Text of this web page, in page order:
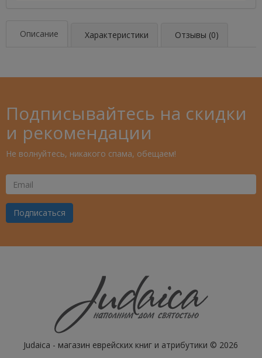
Описание Характеристики Отзывы (0)
Подписывайтесь на скидки
и рекомендации
Не волнуйтесь, никакого спама, обещаем!
Ваш
Email
Подписаться
Judaica - магазин еврейских книг и атрибутики © 2026